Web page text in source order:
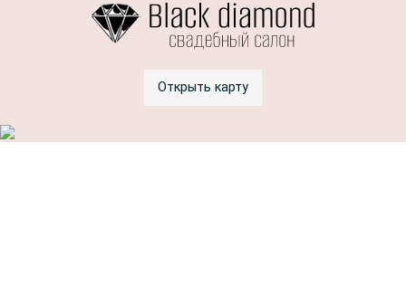
Открыть карту